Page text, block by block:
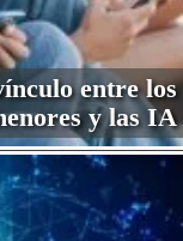
entre los
y las IA